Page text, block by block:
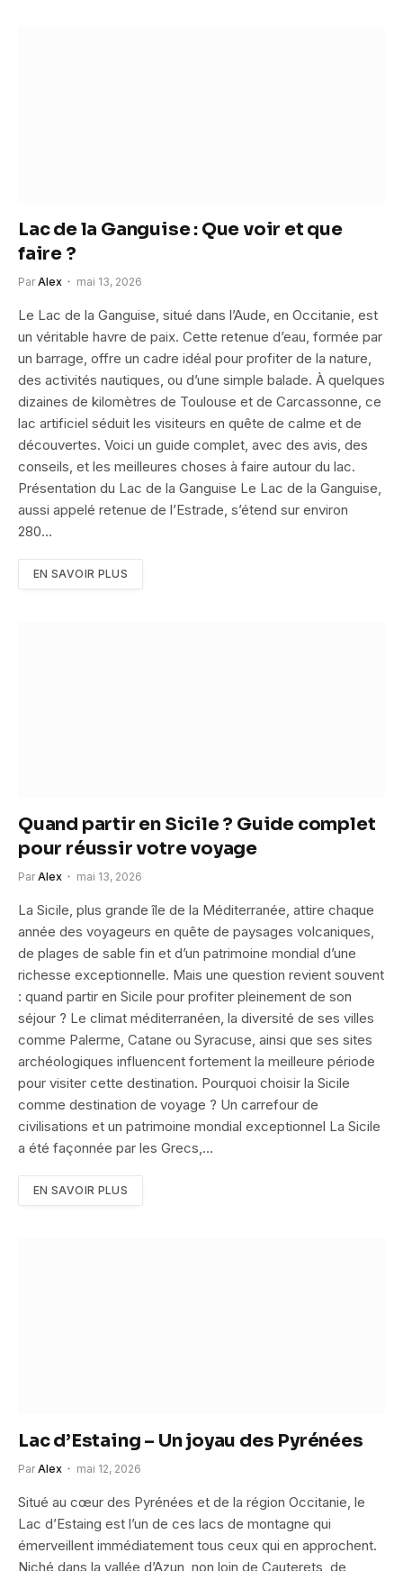
Lac de la Ganguise : Que voir et que
faire ?
Par Alex mai 13, 2026
Le Lac de la Ganguise, situé dans l’Aude, en Occitanie, est
un véritable havre de paix. Cette retenue d’eau, formée par
un barrage, offre un cadre idéal pour profiter de la nature,
des activités nautiques, ou d’une simple balade. À quelques
dizaines de kilomètres de Toulouse et de Carcassonne, ce
lac artificiel séduit les visiteurs en quête de calme et de
découvertes. Voici un guide complet, avec des avis, des
conseils, et les meilleures choses à faire autour du lac.
Présentation du Lac de la Ganguise Le Lac de la Ganguise,
aussi appelé retenue de l’Estrade, s’étend sur environ
280…
EN SAVOIR PLUS
Quand partir en Sicile ? Guide complet
pour réussir votre voyage
Par Alex mai 13, 2026
La Sicile, plus grande île de la Méditerranée, attire chaque
année des voyageurs en quête de paysages volcaniques,
de plages de sable fin et d’un patrimoine mondial d’une
richesse exceptionnelle. Mais une question revient souvent
: quand partir en Sicile pour profiter pleinement de son
séjour ? Le climat méditerranéen, la diversité de ses villes
comme Palerme, Catane ou Syracuse, ainsi que ses sites
archéologiques influencent fortement la meilleure période
pour visiter cette destination. Pourquoi choisir la Sicile
comme destination de voyage ? Un carrefour de
civilisations et un patrimoine mondial exceptionnel La Sicile
a été façonnée par les Grecs,…
EN SAVOIR PLUS
Lac d’Estaing – Un joyau des Pyrénées
Par Alex mai 12, 2026
Situé au cœur des Pyrénées et de la région Occitanie, le
Lac d’Estaing est l’un de ces lacs de montagne qui
émerveillent immédiatement tous ceux qui en approchent.
Niché dans la vallée d’Azun, non loin de Cauterets, de